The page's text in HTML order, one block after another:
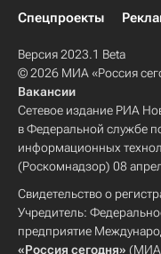
Спецпроекты
Версия 2023.1 Beta
© 2026 МИА «Россия
Вакансии
Сетевое издание РИА
в Федеральной службе
информационных
(Роскомнадзор) 08
Свидетельство о
Учредитель:
предприятие
«Россия сегодня» (МИА